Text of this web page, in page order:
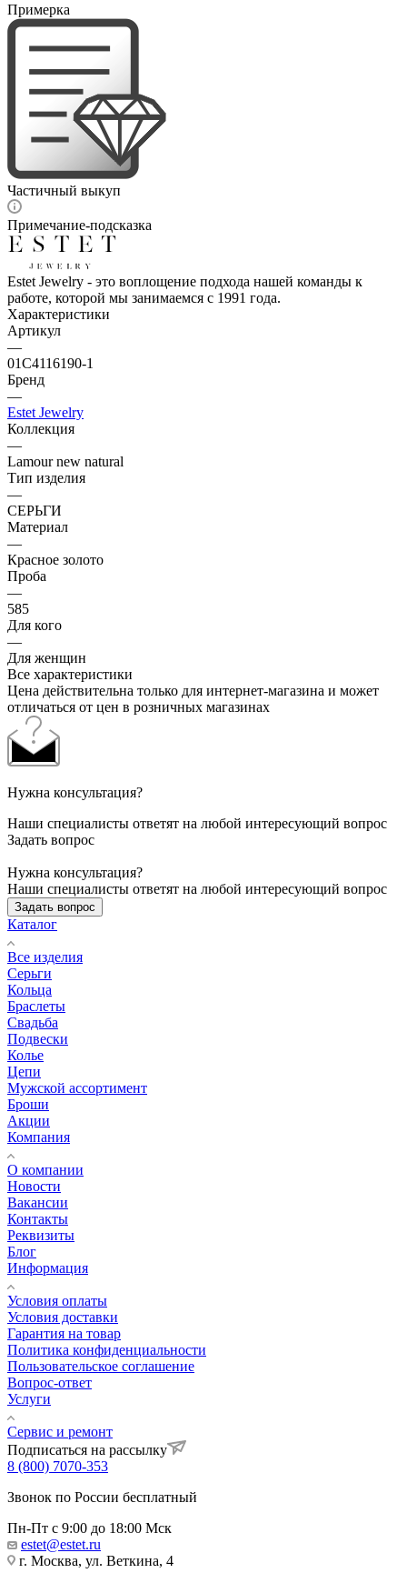
Примерка
Частичный выкуп
Примечание-подсказка
Estet Jewelry - это воплощение подхода нашей команды к
работе, которой мы занимаемся с 1991 года.
Характеристики
Артикул
—
01С4116190-1
Бренд
—
Estet Jewelry
Коллекция
—
Lamour new natural
Тип изделия
—
СЕРЬГИ
Материал
—
Красное золото
Проба
—
585
Для кого
—
Для женщин
Все характеристики
Цена действительна только для интернет-магазина и может
отличаться от цен в розничных магазинах
Нужна консультация?
Наши специалисты ответят на любой интересующий вопрос
Задать вопрос
Нужна консультация?
Наши специалисты ответят на любой интересующий вопрос
Задать вопрос
Каталог
Все изделия
Серьги
Кольца
Браслеты
Свадьба
Подвески
Колье
Цепи
Мужской ассортимент
Броши
Акции
Компания
О компании
Новости
Вакансии
Контакты
Реквизиты
Блог
Информация
Условия оплаты
Условия доставки
Гарантия на товар
Политика конфиденциальности
Пользовательское соглашение
Вопрос-ответ
Услуги
Сервис и ремонт
Подписаться на рассылку
8 (800) 7070-353
Звонок по России бесплатный
Пн-Пт с 9:00 до 18:00 Мск
estet@estet.ru
г. Москва, ул. Веткина, 4